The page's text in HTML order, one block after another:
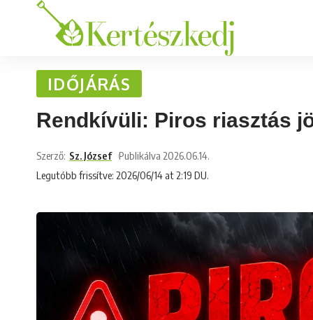
IDŐJÁRÁS
Rendkívüli: Piros riasztás
Legutóbb frissítve: 2026/06/14 at 2:19 DU.
Szerző: Sz. József Publikálva 2026.06.14.